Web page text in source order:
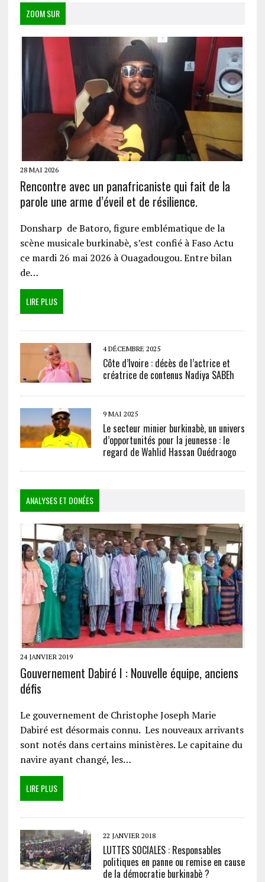
ZOOM SUR
28 MAI 2026
Rencontre avec un panafricaniste qui fait de la
parole une arme d’éveil et de résilience.
Donsharp de Batoro, figure emblématique de la
scène musicale burkinabè, s’est confié à Faso Actu
ce mardi 26 mai 2026 à Ouagadougou. Entre bilan
de…
LIRE PLUS
4 DÉCEMBRE 2025
Côte d’Ivoire : décès de l’actrice et
créatrice de contenus Nadiya SABEh
9 MAI 2025
Le secteur minier burkinabè, un univers
d’opportunités pour la jeunesse : le
regard de Wahlid Hassan Ouédraogo
ANALYSES ET DONÉES
24 JANVIER 2019
Gouvernement Dabiré I : Nouvelle équipe, anciens
défis
Le gouvernement de Christophe Joseph Marie
Dabiré est désormais connu. Les nouveaux arrivants
sont notés dans certains ministères. Le capitaine du
navire ayant changé, les…
LIRE PLUS
22 JANVIER 2018
LUTTES SOCIALES : Responsables
politiques en panne ou remise en cause
de la démocratie burkinabè ?